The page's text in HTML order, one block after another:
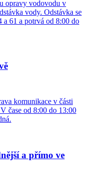
opravy vodovodu v
vody. Odstávka se
a 61 a potrvá od 8:00 do
komunikace v části
čase od 8:00 do 13:00
a přímo ve